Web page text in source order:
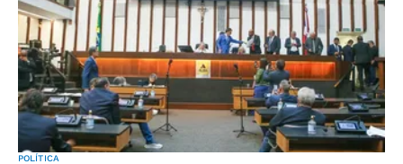
POLÍTICA